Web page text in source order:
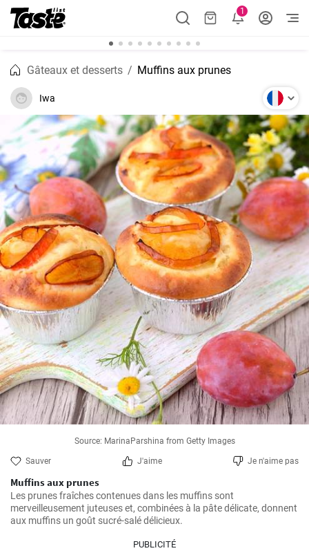
1
Gâteaux et desserts Muffins aux prunes
Iwa
Source: MarinaParshina from Getty Images
Sauver J'aime Je n'aime pas
Muffins aux prunes
Les prunes fraîches contenues dans les muffins sont
merveilleusement juteuses et, combinées à la pâte délicate, donnent
aux muffins un goût sucré-salé délicieux.
PUBLICITÉ